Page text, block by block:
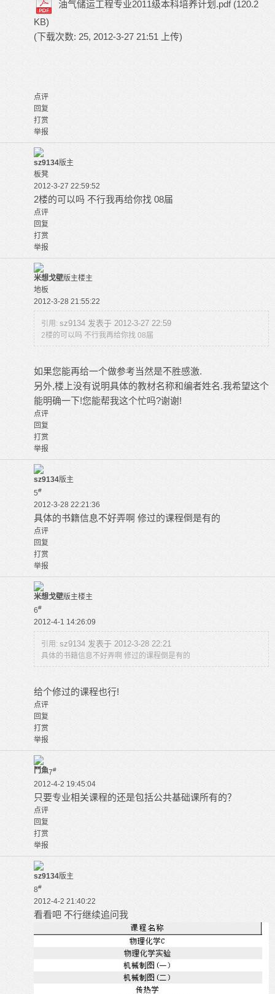
油气储运工程专业2011级本科培养计划.pdf (120.2
KB)
(下载次数: 25, 2012-3-27 21:51 上传)
点评
回复
打赏
举报
sz9134版主
板凳
2012-3-27 22:59:52
2楼的可以吗 不行我再给你找 08届
点评
回复
打赏
举报
米想戈壁版主楼主
地板
2012-3-28 21:55:22
引用: sz9134 发表于 2012-3-27 22:59
2楼的可以吗 不行我再给你找 08届
如果您能再给一个做参考当然是不胜感激.
另外,楼上没有说明具体的教材名称和编者姓名.我希望这个
能明确一下!您能帮我这个忙吗?谢谢!
点评
回复
打赏
举报
sz9134版主
5#
2012-3-28 22:21:36
具体的书籍信息不好弄啊 修过的课程倒是有的
点评
回复
打赏
举报
米想戈壁版主楼主
6#
2012-4-1 14:26:09
引用: sz9134 发表于 2012-3-28 22:21
具体的书籍信息不好弄啊 修过的课程倒是有的
给个修过的课程也行!
点评
回复
打赏
举报
鬥魚7#
2012-4-2 19:45:04
只要专业相关课程的还是包括公共基础课所有的？
点评
回复
打赏
举报
sz9134版主
8#
2012-4-2 21:40:22
看看吧 不行继续追问我